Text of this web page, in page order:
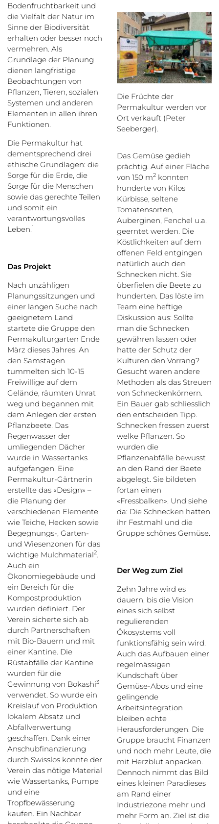
Bodenfruchtbarkeit und
die Vielfalt der Natur im
Sinne der Biodiversität
erhalten oder besser noch
vermehren. Als
Grundlage der Planung
dienen langfristige
Beobachtungen von
Pflanzen, Tieren, sozialen
Systemen und anderen
Elementen in allen ihren
Funktionen.
Die Permakultur hat
dementsprechend drei
ethische Grundlagen: die
Sorge für die Erde, die
Sorge für die Menschen
sowie das gerechte Teilen
und somit ein
verantwortungsvolles
Leben.1
Das Projekt
Nach unzähligen
Planungssitzungen und
einer langen Suche nach
geeignetem Land
startete die Gruppe den
Permakulturgarten Ende
März dieses Jahres. An
den Samstagen
tummelten sich 10-15
Freiwillige auf dem
Gelände, räumten Unrat
weg und begannen mit
dem Anlegen der ersten
Pflanzbeete. Das
Regenwasser der
umliegenden Dächer
wurde in Wassertanks
aufgefangen. Eine
Permakultur-Gärtnerin
erstellte das «Design» –
die Planung der
verschiedenen Elemente
wie Teiche, Hecken sowie
Begegnungs-, Garten-
und Wiesenzonen für das
wichtige Mulchmaterial2.
Auch ein
Ökonomiegebäude und
ein Bereich für die
Kompostproduktion
wurden definiert. Der
Verein sicherte sich ab
durch Partnerschaften
mit Bio-Bauern und mit
einer Kantine. Die
Rüstabfälle der Kantine
wurden für die
Gewinnung von Bokashi3
verwendet. So wurde ein
Kreislauf von Produktion,
lokalem Absatz und
Abfallverwertung
geschaffen. Dank einer
Anschubfinanzierung
durch Swisslos konnte der
Verein das nötige Material
wie Wassertanks, Pumpe
und eine
Tropfbewässerung
kaufen. Ein Nachbar
Die Früchte der
Permakultur werden vor
Ort verkauft (Peter
Seeberger).
Das Gemüse gedieh
prächtig. Auf einer Fläche
von 150 m2 konnten
hunderte von Kilos
Kürbisse, seltene
Tomatensorten,
Auberginen, Fenchel u.a.
geerntet werden. Die
Köstlichkeiten auf dem
offenen Feld entgingen
natürlich auch den
Schnecken nicht. Sie
überfielen die Beete zu
hunderten. Das löste im
Team eine heftige
Diskussion aus: Sollte
man die Schnecken
gewähren lassen oder
hatte der Schutz der
Kulturen den Vorrang?
Gesucht waren andere
Methoden als das Streuen
von Schneckenkörnern.
Ein Bauer gab schliesslich
den entscheiden Tipp.
Schnecken fressen zuerst
welke Pflanzen. So
wurden die
Pflanzenabfälle bewusst
an den Rand der Beete
abgelegt. Sie bildeten
fortan einen
«Fressbalken». Und siehe
da: Die Schnecken hatten
ihr Festmahl und die
Gruppe schönes Gemüse.
Der Weg zum Ziel
Zehn Jahre wird es
dauern, bis die Vision
eines sich selbst
regulierenden
Ökosystems voll
funktionsfähig sein wird.
Auch das Aufbauen einer
regelmässigen
Kundschaft über
Gemüse-Abos und eine
gelingende
Arbeitsintegration
bleiben echte
Herausforderungen. Die
Gruppe braucht Finanzen
und noch mehr Leute, die
mit Herzblut anpacken.
Dennoch nimmt das Bild
eines kleinen Paradieses
am Rand einer
Industriezone mehr und
mehr Form an. Ziel ist die